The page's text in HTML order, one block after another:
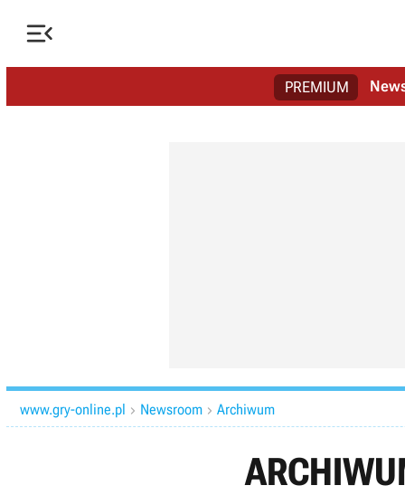

PREMIUM
www.gry-online.pl  Newsroom  Archiwum